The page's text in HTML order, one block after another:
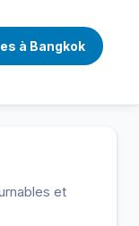
à Bangkok
et